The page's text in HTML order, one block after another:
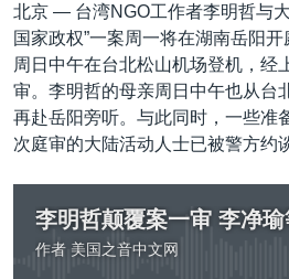
台海两岸关系
南中国海争端
关注西藏
关注新疆
GEN Z 看美国
其他语言网站
北京 — 台湾NGO工作者李明哲与
国家政权”一案周一将在湖南岳阳
周日中午在台北松山机场登机，经
审。李明哲的母亲周日中午也从台
再赴岳阳旁听。与此同时，一些准
次庭审的大陆活动人士已被警方约
作者 美国之音中文网